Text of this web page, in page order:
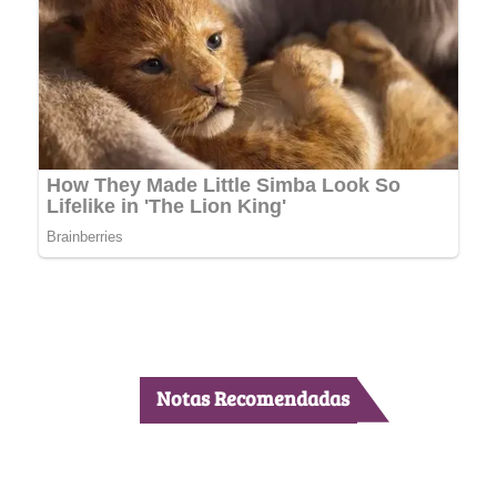
Notas Recomendadas